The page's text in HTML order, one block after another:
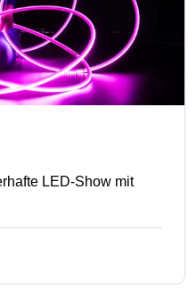
LED-Show mit